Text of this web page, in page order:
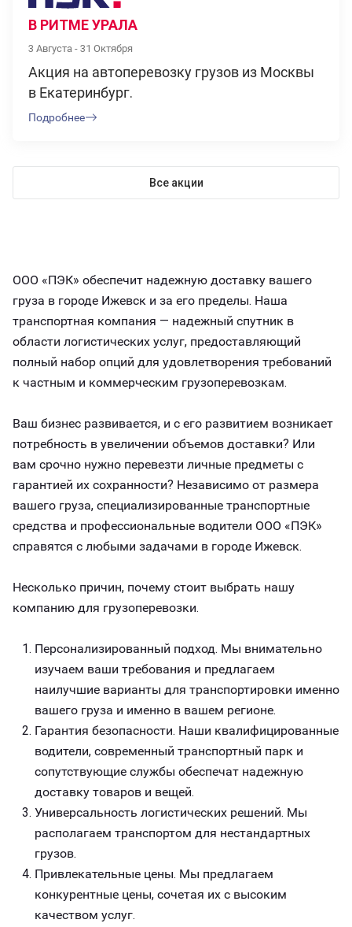
В РИТМЕ УРАЛА
3 Августа - 31 Октября
Акция на автоперевозку грузов из Москвы
в Екатеринбург.
Подробнее
Все акции
ООО «ПЭК» обеспечит надежную доставку вашего
груза в городе Ижевск и за его пределы. Наша
транспортная компания — надежный спутник в
области логистических услуг, предоставляющий
полный набор опций для удовлетворения требований
к частным и коммерческим грузоперевозкам.
Ваш бизнес развивается, и с его развитием возникает
потребность в увеличении объемов доставки? Или
вам срочно нужно перевезти личные предметы с
гарантией их сохранности? Независимо от размера
вашего груза, специализированные транспортные
средства и профессиональные водители ООО «ПЭК»
справятся с любыми задачами в городе Ижевск.
Несколько причин, почему стоит выбрать нашу
компанию для грузоперевозки.
Персонализированный подход. Мы внимательно
изучаем ваши требования и предлагаем
наилучшие варианты для транспортировки именно
вашего груза и именно в вашем регионе.
Гарантия безопасности. Наши квалифицированные
водители, современный транспортный парк и
сопутствующие службы обеспечат надежную
доставку товаров и вещей.
Универсальность логистических решений. Мы
располагаем транспортом для нестандартных
грузов.
Привлекательные цены. Мы предлагаем
конкурентные цены, сочетая их с высоким
качеством услуг.